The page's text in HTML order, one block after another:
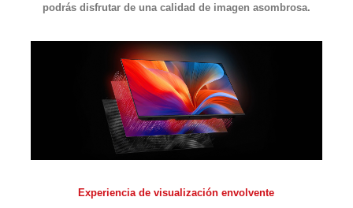
podrás disfrutar de una calidad de imagen asombrosa.
Experiencia de visualización envolvente